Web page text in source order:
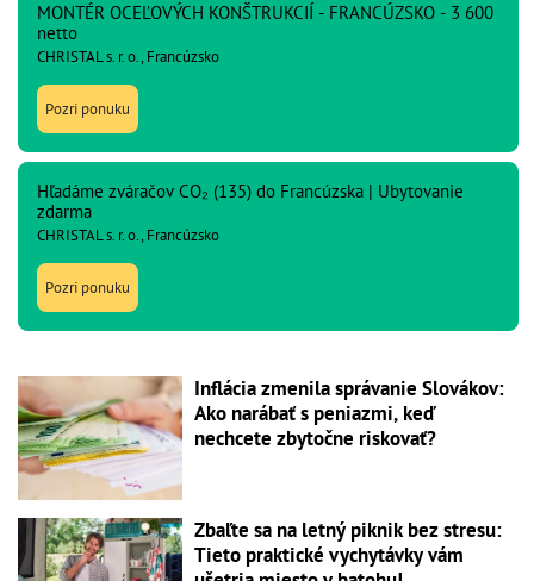
MONTÉR OCEĽOVÝCH KONŠTRUKCIÍ - FRANCÚZSKO - 3 600
netto
CHRISTAL s. r. o., Francúzsko
Pozri ponuku
Hľadáme zváračov CO₂ (135) do Francúzska | Ubytovanie
zdarma
CHRISTAL s. r. o., Francúzsko
Pozri ponuku
Inflácia zmenila správanie Slovákov:
Ako narábať s peniazmi, keď
nechcete zbytočne riskovať?
Zbaľte sa na letný piknik bez stresu:
Tieto praktické vychytávky vám